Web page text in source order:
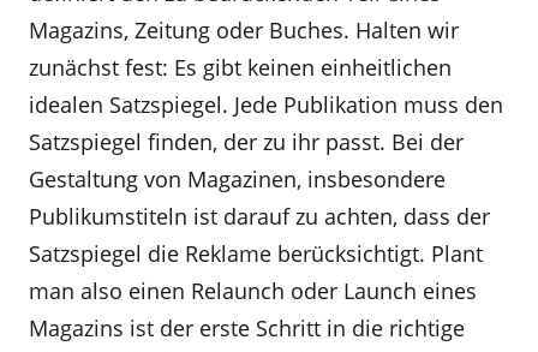
Magazins, Zeitung oder Buches. Halten wir
zunächst fest: Es gibt keinen einheitlichen
idealen Satzspiegel. Jede Publikation muss den
Satzspiegel finden, der zu ihr passt. Bei der
Gestaltung von Magazinen, insbesondere
Publikumstiteln ist darauf zu achten, dass der
Satzspiegel die Reklame berücksichtigt. Plant
man also einen Relaunch oder Launch eines
Magazins ist der erste Schritt in die richtige